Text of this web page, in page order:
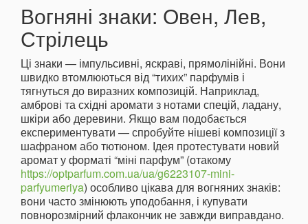
Вогняні знаки: Овен, Лев,
Стрілець
Ці знаки — імпульсивні, яскраві, прямолінійні. Вони
швидко втомлюються від “тихих” парфумів і
тягнуться до виразних композицій. Наприклад,
амброві та східні аромати з нотами спецій, ладану,
шкіри або деревини. Якщо вам подобається
експериментувати — спробуйте нішеві композиції з
шафраном або тютюном. Ідея протестувати новий
аромат у форматі “міні парфум” (отакому
https://optparfum.com.ua/ua/g6223107-mini-
parfyumeriya) особливо цікава для вогняних знаків:
вони часто змінюють уподобання, і купувати
повнорозмірний флакончик не завжди виправдано.